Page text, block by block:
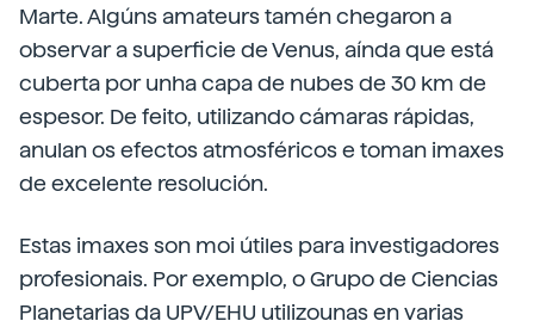
Marte. Algúns amateurs tamén chegaron a
observar a superficie de Venus, aínda que está
cuberta por unha capa de nubes de 30 km de
espesor. De feito, utilizando cámaras rápidas,
anulan os efectos atmosféricos e toman imaxes
de excelente resolución.
Estas imaxes son moi útiles para investigadores
profesionais. Por exemplo, o Grupo de Ciencias
Planetarias da UPV/EHU utilizounas en varias